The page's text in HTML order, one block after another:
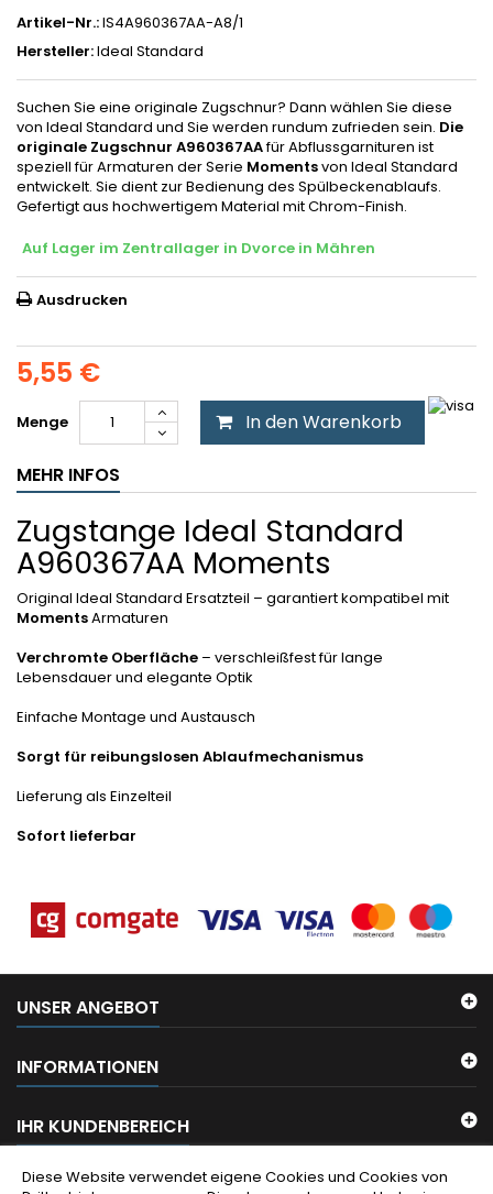
Artikel-Nr.:IS4A960367AA-A8/1
Hersteller:Ideal Standard
Suchen Sie eine originale Zugschnur? Dann wählen Sie diese
von Ideal Standard und Sie werden rundum zufrieden sein. Die
originale Zugschnur A960367AAfür Abflussgarnituren ist
speziell für Armaturen der Serie Momentsvon Ideal Standard
entwickelt. Sie dient zur Bedienung des Spülbeckenablaufs.
Gefertigt aus hochwertigem Material mit Chrom-Finish.
Auf Lager im Zentrallager in Dvorce in Mähren
Ausdrucken
5,55 €
Menge In den Warenkorb
MEHR INFOS
Zugstange Ideal Standard
A960367AA Moments
Original Ideal Standard Ersatzteil – garantiert kompatibel mit
MomentsArmaturen
Verchromte Oberfläche – verschleißfest für lange
Lebensdauer und elegante Optik
Einfache Montage und Austausch
Sorgt für reibungslosen Ablaufmechanismus
Lieferung als Einzelteil
Sofort lieferbar
UNSER ANGEBOT
INFORMATIONEN
IHR KUNDENBEREICH
KONTAKT
Diese Website verwendet eigene Cookies und Cookies von